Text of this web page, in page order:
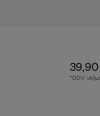
*DDV